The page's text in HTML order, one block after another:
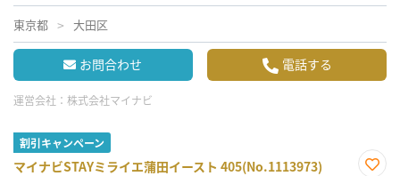
東京都 大田区
お問合わせ 電話する
運営会社： 株式会社マイナビ
割引キャンペーン
マイナビSTAYミライエ蒲田イースト 405(No.1113973)